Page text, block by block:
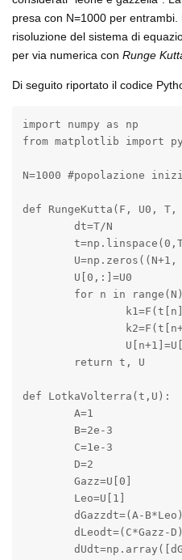
presa con N=1000 per
risoluzione del sistema di
per via numerica con Runge
Di seguito riportato il codice
import numpy as np
from matplotlib import
N=1000 #popolazione
def RungeKutta(F, U0, T,
def LotkaVolterra(t,U):